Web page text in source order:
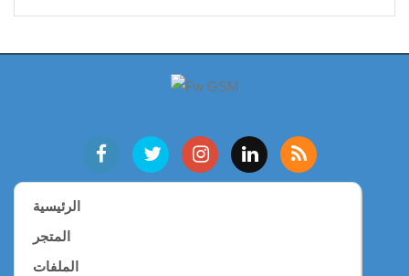
الرئيسية
المتجر
الملفات